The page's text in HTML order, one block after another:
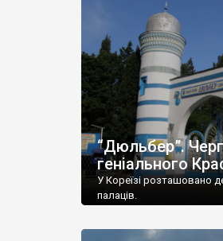
“Дюльбер”.
геніального
У Кореїзі розташовано
палаців.